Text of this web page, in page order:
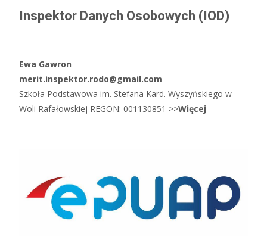
Inspektor Danych Osobowych (IOD)
Ewa Gawron
merit.inspektor.rodo@gmail.com
Szkoła Podstawowa im. Stefana Kard. Wyszyńskiego w
Woli Rafałowskiej REGON: 001130851 >>Więcej